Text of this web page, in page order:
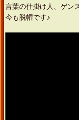
言葉の仕掛け人、ゲン
今も脱帽です♪